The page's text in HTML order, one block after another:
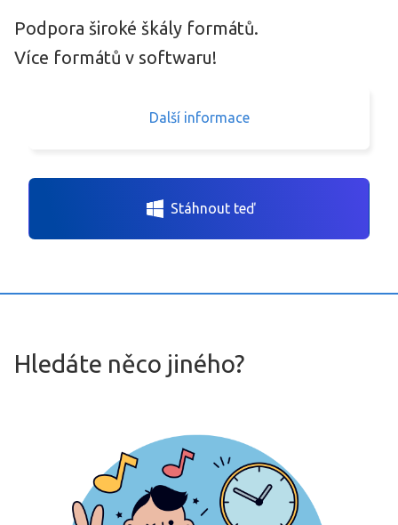
Podpora široké škály formátů.
Více formátů v softwaru!
Další informace
Stáhnout teď
Hledáte něco jiného?